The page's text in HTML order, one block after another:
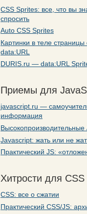
CSS Sprites: все, что вы
спросить
Auto CSS Sprites
Картинки в теле
data:URL
DURIS.ru — data:URL
Приемы для
javascript.ru —
информация
Javascript: жать или не
Практический JS:
Хитрости для CSS
CSS: все о сжатии
Практический CSS/JS: